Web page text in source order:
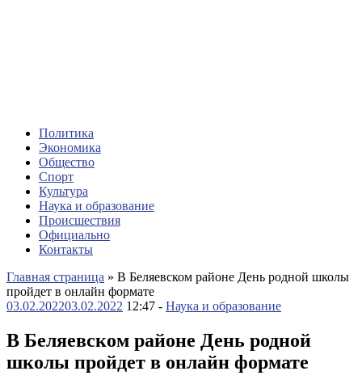
Политика
Экономика
Общество
Спорт
Культура
Наука и образование
Происшествия
Официально
Контакты
Главная страница » В Беляевском районе День родной школы
пройдет в онлайн формате
03.02.202203.02.2022 12:47 - Наука и образование
В Беляевском районе День родной
школы пройдет в онлайн формате